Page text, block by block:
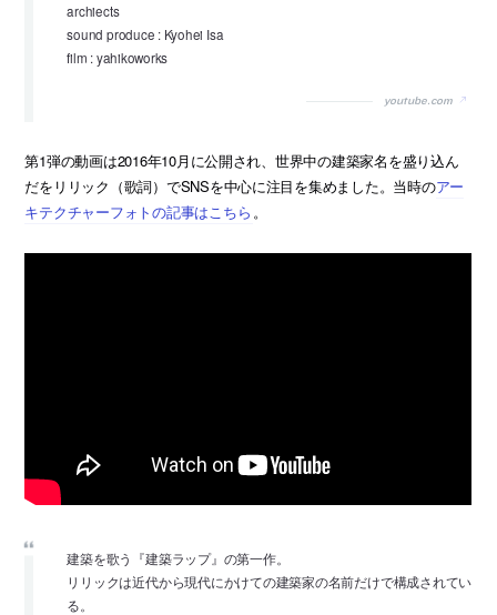
archiects
sound produce : Kyohei Isa
film : yahikoworks
youtube.com
第1弾の動画は2016年10月に公開され、世界中の建築家名を盛り込ん
だをリリック（歌詞）でSNSを中心に注目を集めました。当時のアー
キテクチャーフォトの記事はこちら 。
建築を歌う『建築ラップ』の第一作。
リリックは近代から現代にかけての建築家の名前だけで構成されてい
る。